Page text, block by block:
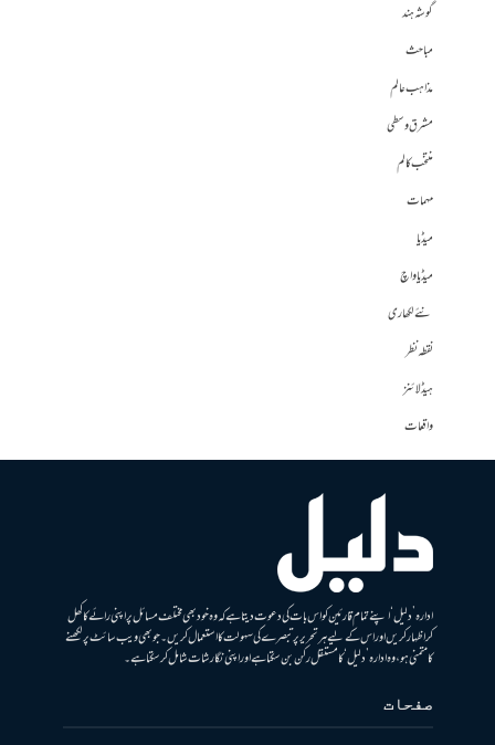
گوشہ ہند
مباحث
مذاہب عالم
مشرق وسطی
منتخب کالم
مہمات
میڈیا
میڈیا واچ
نئے لکھاری
نقطہ نظر
ہیڈلائنز
واقعات
ادارہ ’دلیل‘ اپنے تمام قارئین کو اس بات کی دعوت دیتا ہے کہ وہ خود بھی مختلف مسائل پر اپنی رائے کا کھل
کر اظہار کریں اور اس کے لیے ہر تحریر پر تبصرے کی سہولت کا استعمال کریں۔ جو بھی ویب سائٹ پر لکھنے
کا متمنی ہو، وہ ادارہ ’دلیل‘ کا مستقل رکن بن سکتا ہے اور اپنی نگارشات شامل کرسکتا ہے۔
صفحات